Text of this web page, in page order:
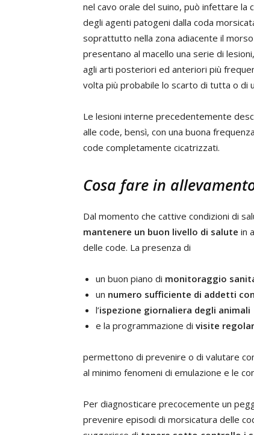
nel cavo orale del suino, può infettare la
degli agenti patogeni dalla coda
soprattutto nella zona adiacente il
presentano al macello una serie di
agli arti posteriori ed anteriori più
volta più probabile lo scarto di tutta o di
Le lesioni interne precedentemente
alle code, bensì, con una buona
code completamente cicatrizzati.
Cosa fare in
Dal momento che cattive condizioni di
mantenere un buon livello di salute in
delle code. La presenza di
un buon piano di monitoraggio
un numero sufficiente di addetti
l’ispezione giornaliera degli animali
e la programmazione di visite
permettono di prevenire o di valutare
al minimo fenomeni di emulazione e le
Per diagnosticare precocemente un
prevenire episodi di morsicatura delle